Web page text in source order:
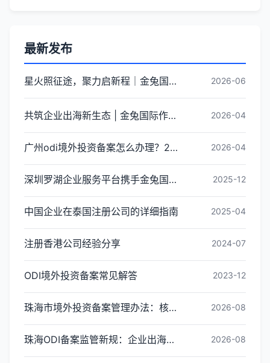
最新发布
星火照征途，聚力启新程｜金兔国际井冈山红色研学团建圆满收官 2026-06
共筑企业出海新生态 | 金兔国际作为代表单位亮相宝安区出海服务中心揭牌仪式 2026-04
广州odi境外投资备案怎么办理？2026年最新流程详解 2026-04
深圳罗湖企业服务平台携手金兔国际ODI备案专家,共建跨境出海全链条服务新生态 2025-12
中国企业在泰国注册公司的详细指南 2025-04
注册香港公司经验分享 2024-07
ODI境外投资备案常见解答 2023-12
珠海市境外投资备案管理办法：核心内容与办理指引 2026-08
珠海ODI备案监管新规：企业出海投资合规红线梳理 2026-08